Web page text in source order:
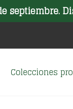
septiembre.
Colecciones